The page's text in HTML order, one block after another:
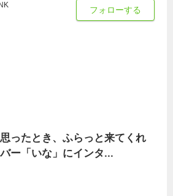
フォローする
ったとき、ふらっと来てくれ
ー「いな」にインタ...